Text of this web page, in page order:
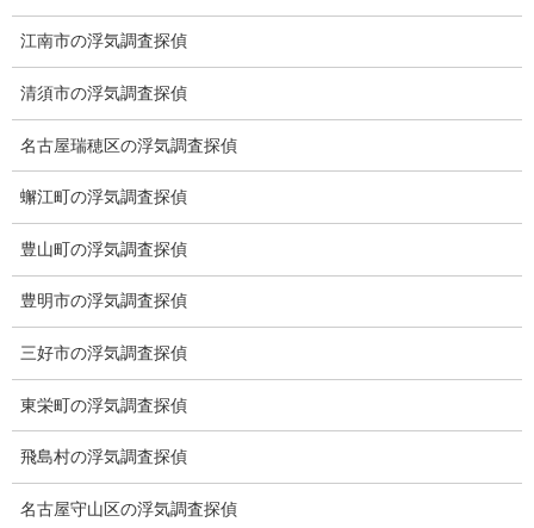
当社のこだわり
契約後の安心と信頼
顧問弁護士のご案内
委任契約
低料金の理由
スキルの高さ＝高額料金？
適正料金
稼働制って何？
江南市の浮気調査探偵
清須市の浮気調査探偵
名古屋瑞穂区の浮気調査探偵
蠏江町の浮気調査探偵
豊山町の浮気調査探偵
豊明市の浮気調査探偵
三好市の浮気調査探偵
東栄町の浮気調査探偵
飛島村の浮気調査探偵
名古屋守山区の浮気調査探偵